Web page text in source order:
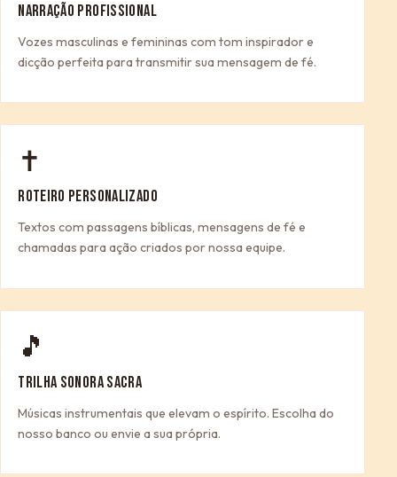
NARRAÇÃO PROFISSIONAL
Vozes masculinas e femininas com tom inspirador e
dicção perfeita para transmitir sua mensagem de fé.
✝
ROTEIRO PERSONALIZADO
Textos com passagens bíblicas, mensagens de fé e
chamadas para ação criados por nossa equipe.
🎵
TRILHA SONORA SACRA
Músicas instrumentais que elevam o espírito. Escolha do
nosso banco ou envie a sua própria.